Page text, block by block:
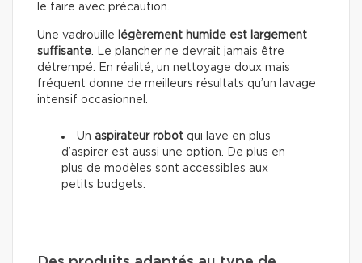
le faire avec précaution.
Une vadrouille
légèrement humide est largement
suffisante . Le plancher ne devrait jamais être
détrempé. En réalité, un nettoyage doux mais
fréquent donne de meilleurs résultats qu’un lavage
intensif occasionnel.
Un aspirateur robot qui lave en plus
d’aspirer est aussi une option. De plus en
plus de modèles sont accessibles aux
petits budgets.